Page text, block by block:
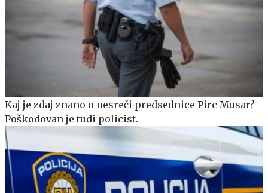
Kaj je zdaj znano o nesreči predsednice Pirc Musar?
Poškodovan je tudi policist.